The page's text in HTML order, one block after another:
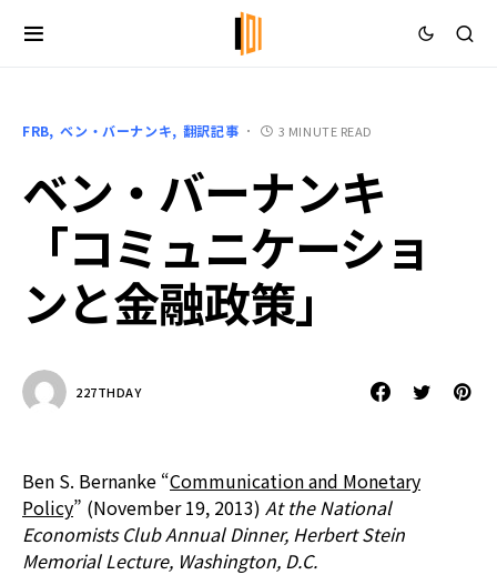
FRB ベン・バーナンキ 翻訳記事 3 MINUTE READ
ベン・バーナンキ
「コミュニケーショ
ンと金融政策」
227THDAY
Ben S. Bernanke “Communication and Monetary
Policy” (November 19, 2013) At the National
Economists Club Annual Dinner, Herbert Stein
Memorial Lecture, Washington, D.C.